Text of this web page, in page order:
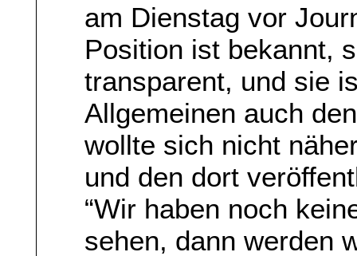
am Dienstag vor
Position ist bekannt,
transparent, und sie
Allgemeinen auch
wollte sich nicht
und den dort
“Wir haben noch
sehen, dann werden